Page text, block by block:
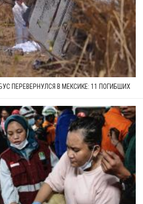
ПЕРЕВЕРНУЛСЯ В МЕКСИКЕ: 11 ПОГИБШИХ